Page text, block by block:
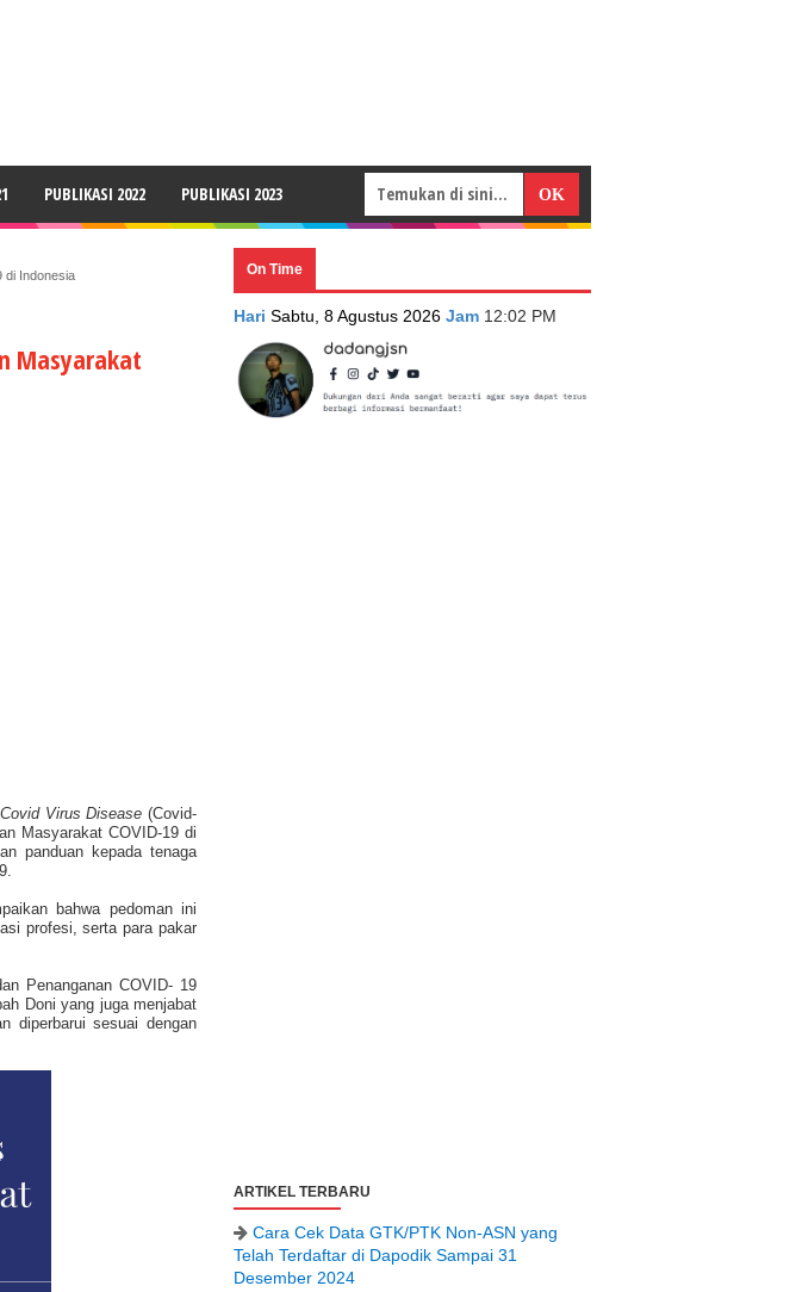
PUBLIKASI 2022 PUBLIKASI 2023
di Indonesia
Masyarakat
Covid Virus Disease (Covid-
Masyarakat COVID-19 di
panduan kepada tenaga
bahwa pedoman ini
profesi, serta para pakar
Penanganan COVID- 19
Doni yang juga menjabat
diperbarui sesuai dengan
On Time
Hari Sabtu, 8 Agustus 2026 Jam 12:02 PM
ARTIKEL TERBARU
Cara Cek Data GTK/PTK Non-ASN yang
Telah Terdaftar di Dapodik Sampai 31
Desember 2024